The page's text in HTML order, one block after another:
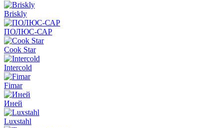
Briskly
ПОЛЮС-САР
Cook Star
Intercold
Fimar
Иней
Luxstahl